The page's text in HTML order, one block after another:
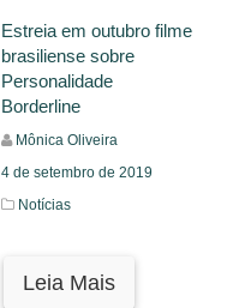
Estreia em outubro filme
brasiliense sobre
Personalidade
Borderline
Mônica Oliveira
4 de setembro de 2019
Notícias
Leia Mais